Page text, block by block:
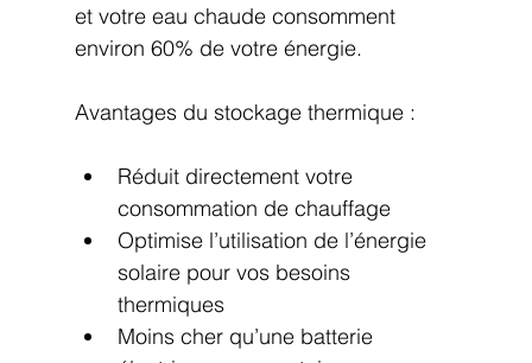
et votre eau chaude consomment
environ 60% de votre énergie.
Avantages du stockage thermique :
Réduit directement votre
consommation de chauffage
Optimise l’utilisation de l’énergie
solaire pour vos besoins
thermiques
Moins cher qu’une batterie